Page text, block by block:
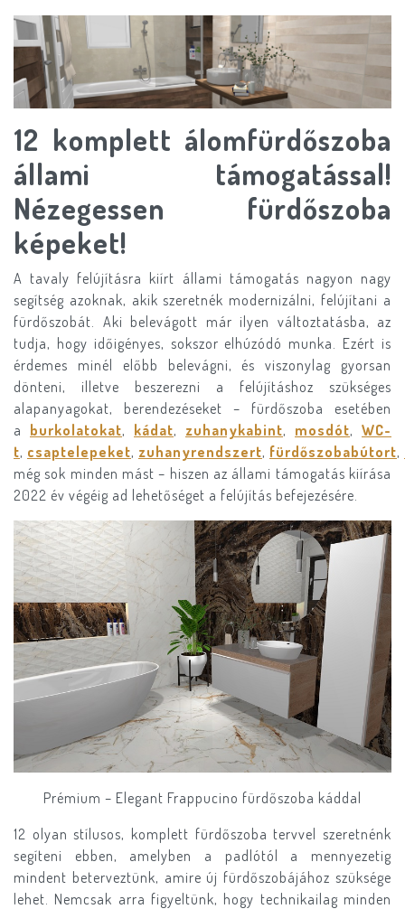
12 komplett álomfürdőszoba
állami támogatással!
Nézegessen fürdőszoba
képeket!
A tavaly felújításra kiírt állami támogatás nagyon nagy
segítség azoknak, akik szeretnék modernizálni, felújítani a
fürdőszobát. Aki belevágott már ilyen változtatásba, az
tudja, hogy időigényes, sokszor elhúzódó munka. Ezért is
érdemes minél előbb belevágni, és viszonylag gyorsan
dönteni, illetve beszerezni a felújításhoz szükséges
alapanyagokat, berendezéseket – fürdőszoba esetében
a burkolatokat, kádat, zuhanykabint, mosdót, WC-
t, csaptelepeket, zuhanyrendszert, fürdőszobabútort,
még sok minden mást – hiszen az állami támogatás kiírása
2022 év végéig ad lehetőséget a felújítás befejezésére.
Prémium – Elegant Frappucino fürdőszoba káddal
12 olyan stílusos, komplett fürdőszoba tervvel szeretnénk
segíteni ebben, amelyben a padlótól a mennyezetig
mindent beterveztünk, amire új fürdőszobájához szüksége
lehet. Nemcsak arra figyeltünk, hogy technikailag minden